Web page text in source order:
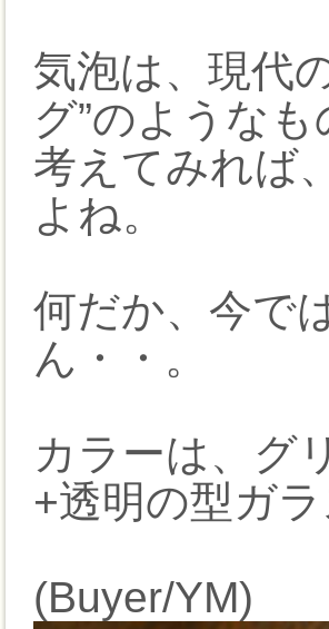
気泡は、現代
グ”のような
考えてみれば
よね。
何だか、今で
ん・・。
カラーは、グ
+透明の型ガ
(Buyer/YM)